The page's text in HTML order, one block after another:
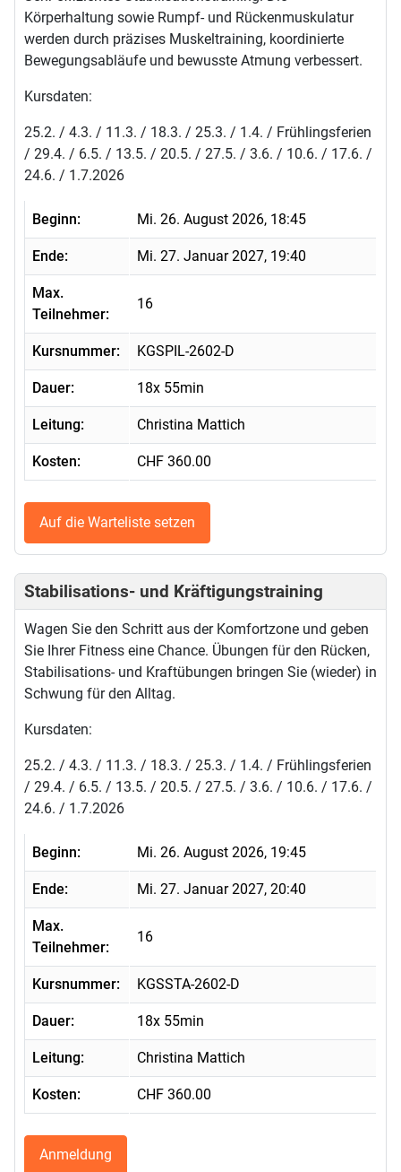
Körperhaltung sowie Rumpf- und Rückenmuskulatur
werden durch präzises Muskeltraining, koordinierte
Bewegungsabläufe und bewusste Atmung verbessert.
Kursdaten:
25.2. / 4.3. / 11.3. / 18.3. / 25.3. / 1.4. / Frühlingsferien
/ 29.4. / 6.5. / 13.5. / 20.5. / 27.5. / 3.6. / 10.6. / 17.6. /
24.6. / 1.7.2026
Beginn: Mi. 26. August 2026, 18:45
Ende: Mi. 27. Januar 2027, 19:40
Max.
Teilnehmer:
16
Kursnummer: KGSPIL-2602-D
Dauer: 18x 55min
Leitung: Christina Mattich
Kosten: CHF 360.00
Auf die Warteliste setzen
Stabilisations- und Kräftigungstraining
Wagen Sie den Schritt aus der Komfortzone und geben
Sie Ihrer Fitness eine Chance. Übungen für den Rücken,
Stabilisations- und Kraftübungen bringen Sie (wieder) in
Schwung für den Alltag.
Kursdaten:
25.2. / 4.3. / 11.3. / 18.3. / 25.3. / 1.4. / Frühlingsferien
/ 29.4. / 6.5. / 13.5. / 20.5. / 27.5. / 3.6. / 10.6. / 17.6. /
24.6. / 1.7.2026
Beginn: Mi. 26. August 2026, 19:45
Ende: Mi. 27. Januar 2027, 20:40
Max.
Teilnehmer:
16
Kursnummer: KGSSTA-2602-D
Dauer: 18x 55min
Leitung: Christina Mattich
Kosten: CHF 360.00
Anmeldung